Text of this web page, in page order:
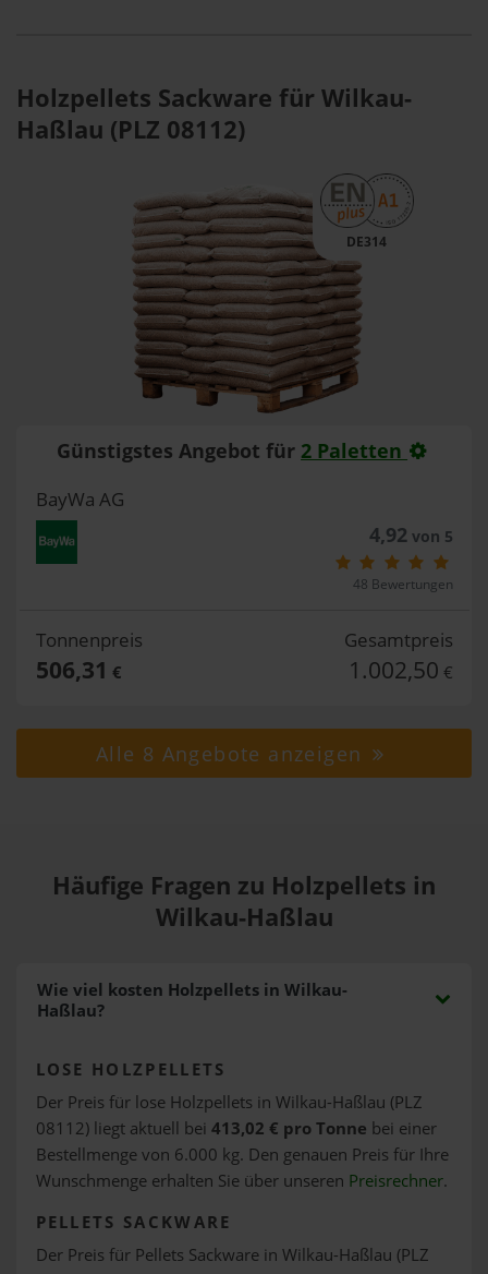
Holzpellets Sackware für Wilkau-
Haßlau (PLZ 08112)
DE314
Günstigstes Angebot für 2 Paletten
BayWa AG
4,92von 5
48 Bewertungen
Tonnenpreis
506,31 €
Gesamtpreis
1.002,50 €
Alle 8 Angebote anzeigen
Häufige Fragen zu Holzpellets in
Wilkau-Haßlau
Wie viel kosten Holzpellets in Wilkau-
Haßlau?
LOSE HOLZPELLETS
Der Preis für lose Holzpellets in Wilkau-Haßlau (PLZ
08112) liegt aktuell bei 413,02 € pro Tonne bei einer
Bestellmenge von 6.000 kg. Den genauen Preis für Ihre
Wunschmenge erhalten Sie über unseren Preisrechner.
PELLETS SACKWARE
Der Preis für Pellets Sackware in Wilkau-Haßlau (PLZ